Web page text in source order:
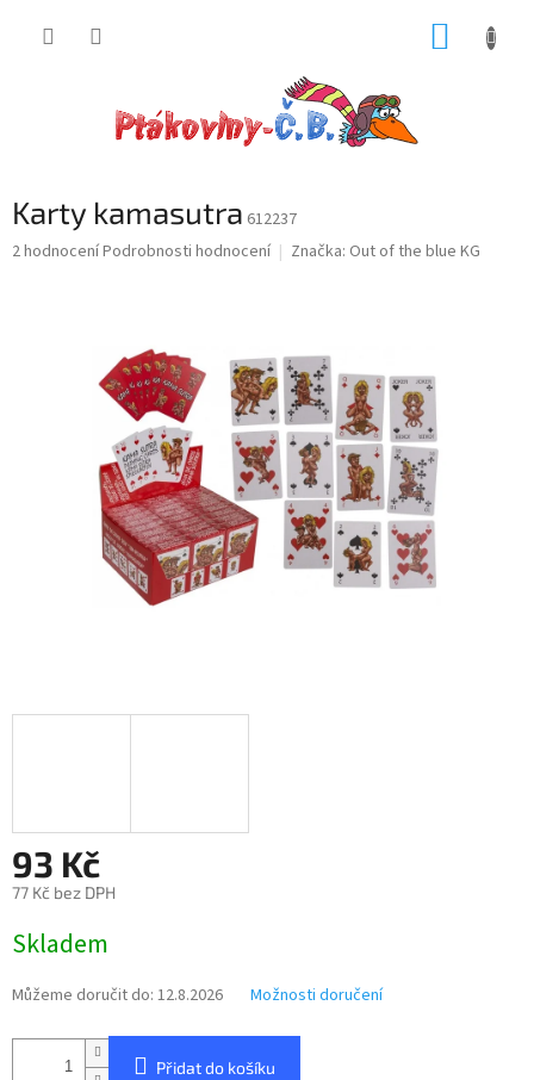
Karty kamasutra 612237
Průměrné
2 hodnoceníPodrobnosti hodnocení Značka: Out of the blue KG
93 Kč
77 Kč bez DPH
cena:
Skladem
Můžeme doručit do: 12.8.2026 Možnosti doručení
Přidat do košíku